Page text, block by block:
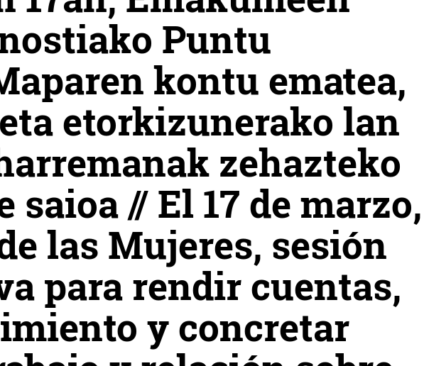
Puntu
kontu ematea,
etorkizunerako lan
zehazteko
// El 17 de marzo,
las Mujeres, sesión
para rendir cuentas,
y concretar